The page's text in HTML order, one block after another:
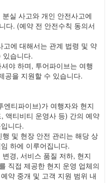
실 사고와 개인 안전사고에
다. (예약 전 안전수칙 동의서
에 대해서는 관계 법령 및 약
있습니다.
야 하며, 투어파이브는 여행
공을 지원할 수 있습니다.
티파이브)가 여행자와 현지
액티비티 운영사 등) 간의 예약
니다.
및 현장 안전 관리는 해당 상
하에 이루어집니다.
경, 서비스 품질 저하, 현지
직접 제공한 현지 운영 업체의
약 중개 및 고객 지원 범위 내